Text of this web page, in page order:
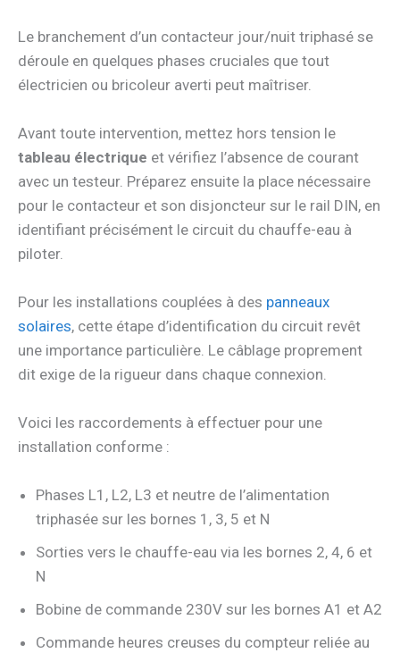
Le branchement d’un contacteur jour/nuit triphasé se
déroule en quelques phases cruciales que tout
électricien ou bricoleur averti peut maîtriser.
Avant toute intervention, mettez hors tension le
tableau électrique et vérifiez l’absence de courant
avec un testeur. Préparez ensuite la place nécessaire
pour le contacteur et son disjoncteur sur le rail DIN, en
identifiant précisément le circuit du chauffe-eau à
piloter.
Pour les installations couplées à des panneaux
solaires, cette étape d’identification du circuit revêt
une importance particulière. Le câblage proprement
dit exige de la rigueur dans chaque connexion.
Voici les raccordements à effectuer pour une
installation conforme :
Phases L1, L2, L3 et neutre de l’alimentation
triphasée sur les bornes 1, 3, 5 et N
Sorties vers le chauffe-eau via les bornes 2, 4, 6 et
N
Bobine de commande 230V sur les bornes A1 et A2
Commande heures creuses du compteur reliée au